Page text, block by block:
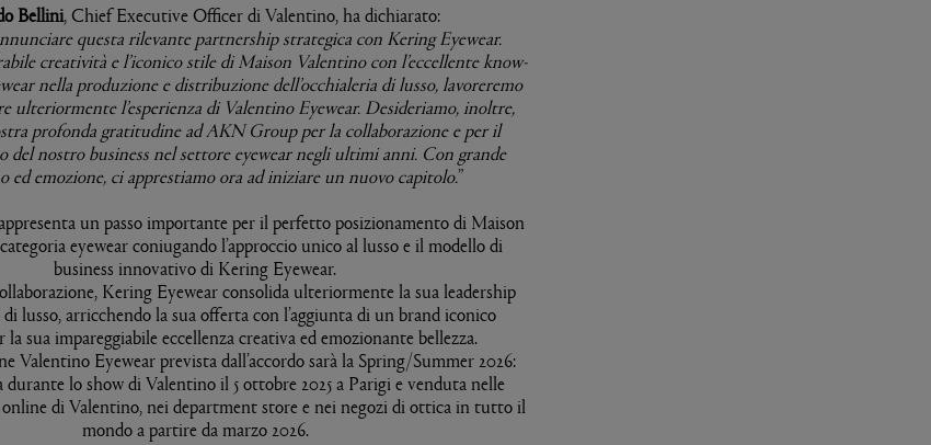
Bellini, Chief Executive Officer di Valentino, ha dichiarato:
questa rilevante partnership strategica con Kering Eyewear.
creatività e l’iconico stile di Maison Valentino con l’eccellente know-
nella produzione e distribuzione dell’occhialeria di lusso, lavoreremo
ulteriormente l’esperienza di Valentino Eyewear. Desideriamo, inoltre,
profonda gratitudine ad AKN Group per la collaborazione e per il
del nostro business nel settore eyewear negli ultimi anni. Con grande
ed emozione, ci apprestiamo ora ad iniziare un nuovo capitolo.”
un passo importante per il perfetto posizionamento di Maison
eyewear coniugando l’approccio unico al lusso e il modello di
business innovativo di Kering Eyewear.
Kering Eyewear consolida ulteriormente la sua leadership
di lusso, arricchendo la sua offerta con l’aggiunta di un brand iconico
la sua impareggiabile eccellenza creativa ed emozionante bellezza.
Valentino Eyewear prevista dall’accordo sarà la Spring/Summer 2026:
durante lo show di Valentino il 5 ottobre 2025 a Parigi e venduta nelle
di Valentino, nei department store e nei negozi di ottica in tutto il
mondo a partire da marzo 2026.